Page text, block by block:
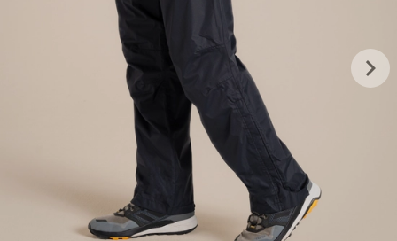
keyboard_arrow_right